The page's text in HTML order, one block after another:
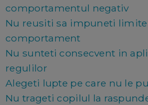
comportamentul negativ
Nu reusiti sa impuneti limite
comportament
Nu sunteti consecvent in
regulilor
Alegeti lupte pe care nu le
Nu trageti copilul la